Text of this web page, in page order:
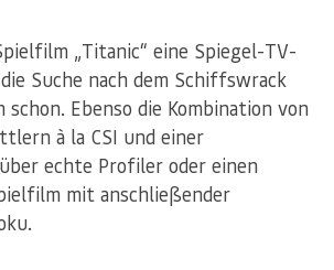
„Titanic“ eine Spiegel-TV-
Suche nach dem Schiffswrack
Ebenso die Kombination von
à la CSI und einer
echte Profiler oder einen
mit anschließender